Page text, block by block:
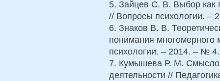
5. Зайцев С. В. Выбор как
// Вопросы психологии. –
6. Знаков В. В.
понимания многомерного
психологии. – 2014. – №
7. Кумышева Р. М.
деятельности //